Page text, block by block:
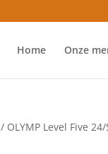
Home Onze
/ OLYMP Level Five